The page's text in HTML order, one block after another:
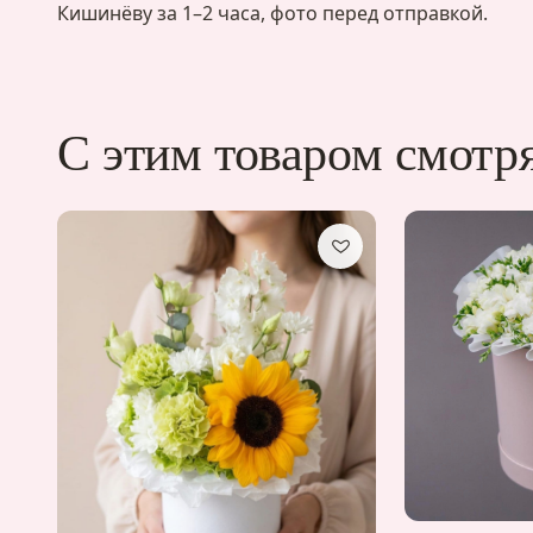
Кишинёву за 1–2 часа, фото перед отправкой.
С этим товаром